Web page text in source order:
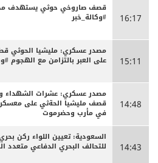
16:17
قصف صاروخي حوثي يستهدف
#وكالة_خبر
15:11
مصدر عسكري: مليشيا الحوثي
على العبر بالتزامن مع الهجوم
14:48 قصف مليشيا الحةثي على
في مأرب وحضرموت
14:43
السعودية: تعيين اللواء ركن
للتحالف البحري الدفاعي متعدد